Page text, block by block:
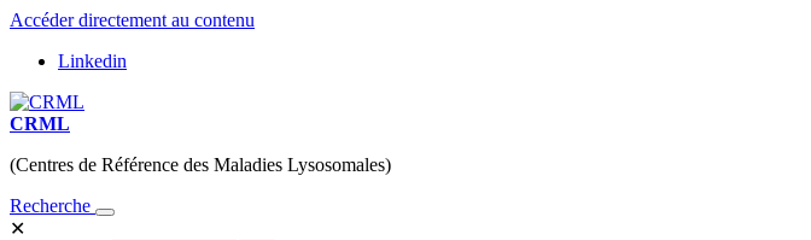
Accéder directement au contenu
Linkedin
CRML
(Centres de Référence des Maladies Lysosomales)
Recherche
✕